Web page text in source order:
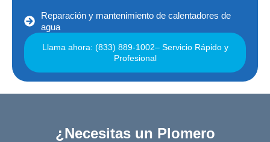
Reparación y mantenimiento de calentadores de
agua
Llama ahora: (833) 889-1002– Servicio Rápido y
Profesional
¿Necesitas un Plomero